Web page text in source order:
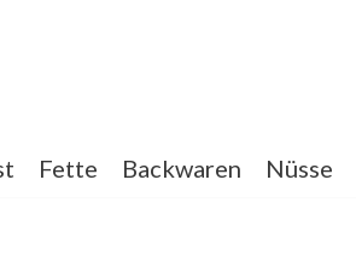
Fette Backwaren Nüsse